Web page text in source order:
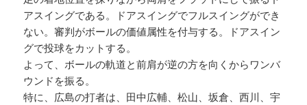
アスイングである。ドアスイングでフルスイングができ
ない。審判がボールの価値属性を付与する。ドアスイン
グで投球をカットする。
よって、ボールの軌道と前肩が逆の方を向くからワンバ
ウンドを振る。
特に、広島の打者は、田中広輔、松山、坂倉、西川、宇